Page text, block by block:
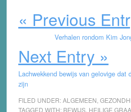
« Previous
Verhalen rondom Kim
Next Entry »
Lachwekkend bewijs van gelovige dat
zijn
FILED UNDER:ALGEMEEN
TAGGED WITH: BEWIJS, HEILIGE